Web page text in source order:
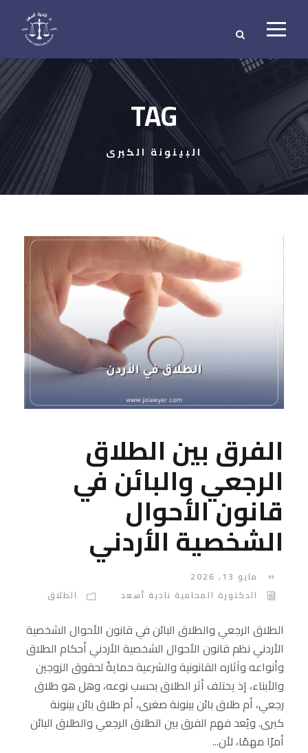
TAG
البينونة الكبرى
الفرق بين الطلاق
الرجعي والبائن في
قانون الأحوال
الشخصية الأردني
مايو 13, 2026
الدكتورة المحامية نادية أسعد
الطلاق
الطلاق الرجعي والطلاق البائن في قانون الأحوال الشخصية
الأردني نظم قانون الأحوال الشخصية الأردني أحكام الطلاق
وأنواعه وآثاره القانونية والشرعية حمايةً لحقوق الزوجين
والأبناء، إذ يختلف أثر الطلاق بحسب نوعه، وهل هو طلاق
رجعي، أم طلاق بائن بينونة صغرى، أم طلاق بائن بينونة
كبرى. ويُعد فهم الفرق بين الطلاق الرجعي والطلاق البائن
أمرًا مهمًا، لأن...